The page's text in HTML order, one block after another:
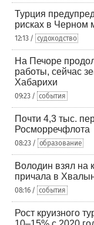
Турция
рисках в Черном
12:13 / судоходство
На Печоре
работы, сейчас
Хабарихи
09:23 / события
Почти 4,3 тыс.
Росморречфлота
08:23 / образование
Володин взял на
причала в
08:16 / события
Рост круизного